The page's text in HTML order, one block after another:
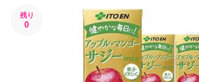
残り
0